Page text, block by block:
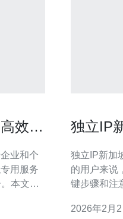
效的
业和个
用服务
本文将
独立IP
独立IP新加
的用户来说
键步骤和注
VPS服务提供
2026年2月2